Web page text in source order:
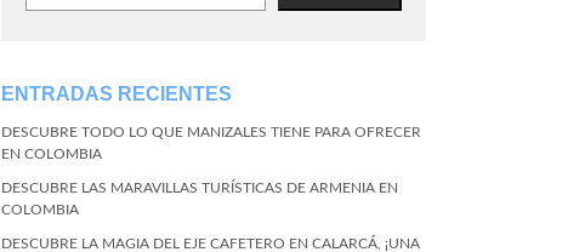
ENTRADAS RECIENTES
DESCUBRE TODO LO QUE MANIZALES TIENE PARA OFRECER
EN COLOMBIA
DESCUBRE LAS MARAVILLAS TURÍSTICAS DE ARMENIA EN
COLOMBIA
DESCUBRE LA MAGIA DEL EJE CAFETERO EN CALARCÁ, ¡UNA